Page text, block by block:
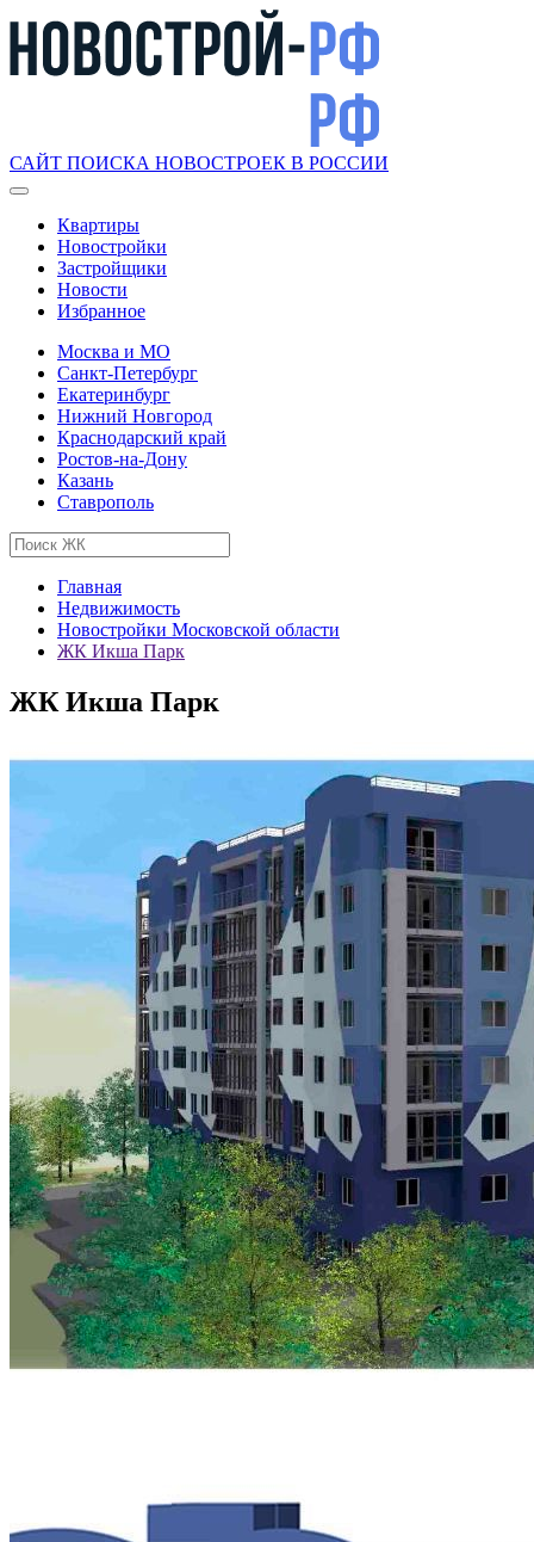
САЙТ ПОИСКА НОВОСТРОЕК В РОССИИ
Квартиры
Новостройки
Застройщики
Новости
Избранное
Москва и МО
Санкт-Петербург
Екатеринбург
Нижний Новгород
Краснодарский край
Ростов-на-Дону
Казань
Ставрополь
Главная
Недвижимость
Новостройки Московской области
ЖК Икша Парк
ЖК Икша Парк